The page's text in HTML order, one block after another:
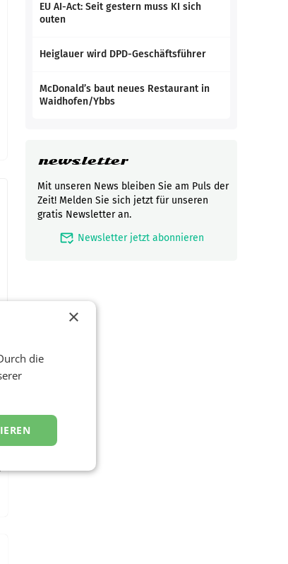
EU AI-Act: Seit gestern muss KI sich
outen
Heiglauer wird DPD-Geschäftsführer
McDonald’s baut neues Restaurant in
Waidhofen/Ybbs
newsletter
Mit unseren News bleiben Sie am Puls der
Zeit! Melden Sie sich jetzt für unseren
gratis Newsletter an.
mark_email_read Newsletter jetzt abonnieren
×
die